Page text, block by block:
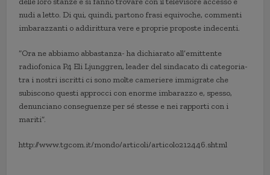
nudi a letto. Di qui, quindi, partono frasi equivoche, commenti
imbarazzanti o addirittura vere e proprie proposte indecenti.
“Ora ne abbiamo abbastanza- ha dichiarato all’emittente
radiofonica P4 Eli Ljunggren, leader del sindacato di categoria-
tra i nostri iscritti ci sono molte cameriere immigrate che
subiscono questi approcci con enorme imbarazzo e, spesso,
denunciano conseguenze per sé stesse e nei rapporti con i
mariti”.
http://www.tgcom.it/mondo/articoli/articolo212446.shtml